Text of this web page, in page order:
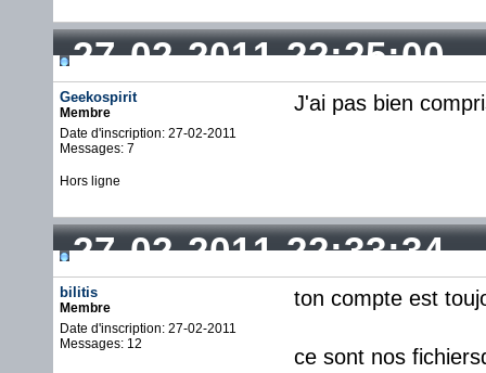
27-02-2011 22:25:00
Geekospirit
Membre
Date d'inscription: 27-02-2011
Messages: 7
J'ai pas bien
Hors ligne
27-02-2011 22:33:34
bilitis
Membre
Date d'inscription: 27-02-2011
Messages: 12
ton compte est
ce sont nos